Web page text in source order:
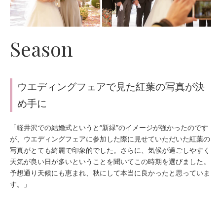
Season
ウエディングフェアで見た紅葉の写真が決
め手に
「軽井沢での結婚式というと“新緑”のイメージが強かったのです
が、ウエディングフェアに参加した際に見せていただいた紅葉の
写真がとても綺麗で印象的でした。さらに、気候が過ごしやすく
天気が良い日が多いということを聞いてこの時期を選びました。
予想通り天候にも恵まれ、秋にして本当に良かったと思っていま
す。」